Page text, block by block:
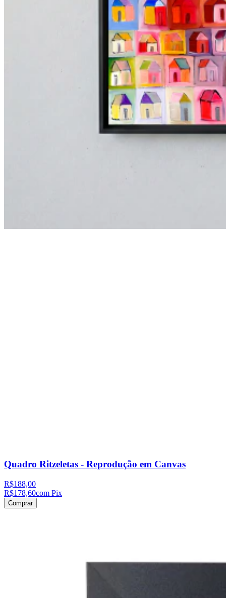
Quadro Ritzeletas - Reprodução em Canvas
R$188,00
R$178,60com Pix
Comprar